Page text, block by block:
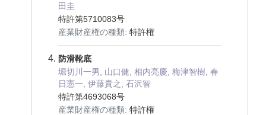
田圭
特許第5710083号
産業財産権の種類: 特許権
防滑靴底
堀切川一男, 山口健, 相内亮慶, 梅津智樹, 春
日憲一, 伊藤貴之, 石沢智
特許第4693068号
産業財産権の種類: 特許権